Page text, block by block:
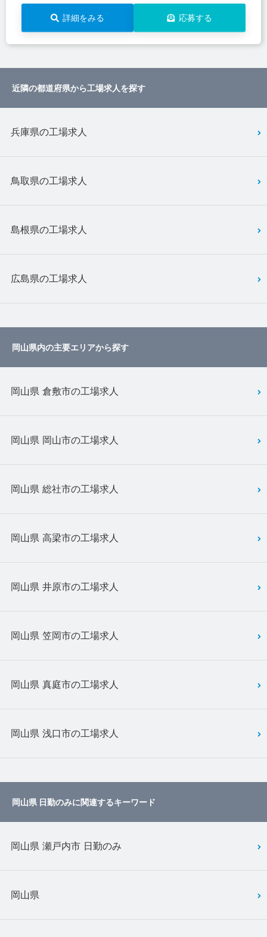
詳細をみる 応募する
近隣の都道府県から工場求人を探す
兵庫県の工場求人
鳥取県の工場求人
島根県の工場求人
広島県の工場求人
岡山県内の主要エリアから探す
岡山県 倉敷市の工場求人
岡山県 岡山市の工場求人
岡山県 総社市の工場求人
岡山県 高梁市の工場求人
岡山県 井原市の工場求人
岡山県 笠岡市の工場求人
岡山県 真庭市の工場求人
岡山県 浅口市の工場求人
岡山県 日勤のみに関連するキーワード
岡山県 瀬戸内市 日勤のみ
岡山県